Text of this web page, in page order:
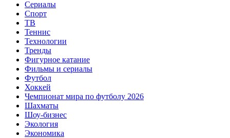
Сериалы
Спорт
ТВ
Теннис
Технологии
Тренды
Фигурное катание
Фильмы и сериалы
Футбол
Хоккей
Чемпионат мира по футболу 2026
Шахматы
Шоу-бизнес
Экология
Экономика